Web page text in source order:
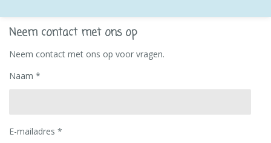
Neem contact met ons op
Neem contact met ons op voor vragen.
Naam *
E-mailadres *